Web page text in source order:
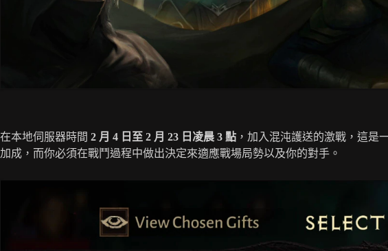
在本地伺服器時間 2 月 4 日至 2 月 23 日凌晨 3 點 ，加入混沌護送的激戰，這是
加成，而你必須在戰鬥過程中做出決定來適應戰場局勢以及你的對手。